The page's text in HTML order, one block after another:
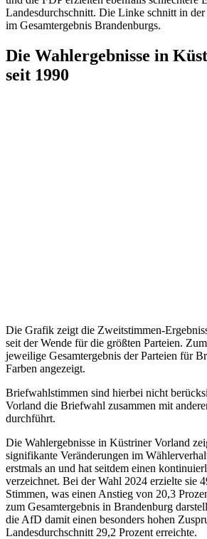
Landesdurchschnitt. Die Linke schnitt in der
im Gesamtergebnis Brandenburgs.
Die Wahlergebnisse in
seit 1990
Die Grafik zeigt die Zweitstimmen-
seit der Wende für die größten Parteien.
jeweilige Gesamtergebnis der Parteien für
Farben angezeigt.
Briefwahlstimmen sind hierbei nicht
Vorland die Briefwahl zusammen mit
durchführt.
Die Wahlergebnisse in Küstriner Vorland
signifikante Veränderungen im
erstmals an und hat seitdem einen
verzeichnet. Bei der Wahl 2024 erzielte sie
Stimmen, was einen Anstieg von 20,3
zum Gesamtergebnis in Brandenburg
die AfD damit einen besonders hohen
Landesdurchschnitt 29,2 Prozent erreichte.